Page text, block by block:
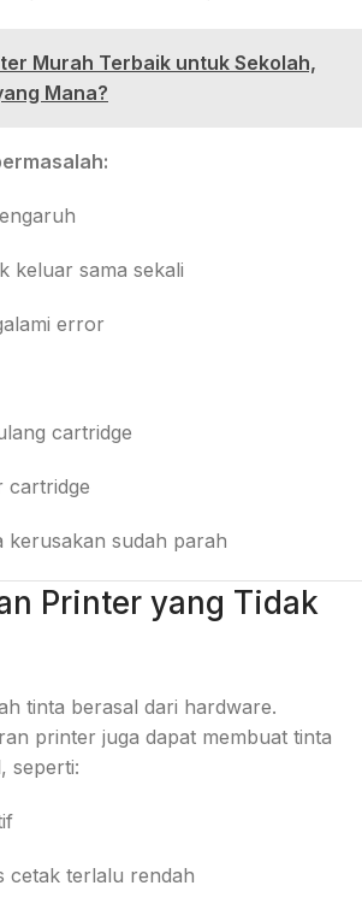
Murah Terbaik untuk Sekolah,
Mana?
keluar sama sekali
error
cartridge
cartridge
kerusakan sudah parah
Printer yang Tidak
tinta berasal dari hardware.
printer juga dapat membuat tinta
seperti:
cetak terlalu rendah